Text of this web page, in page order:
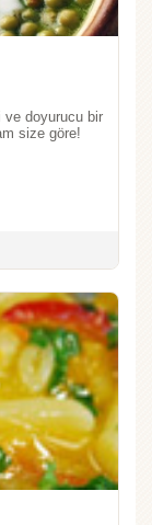
ve doyurucu bir
size göre!